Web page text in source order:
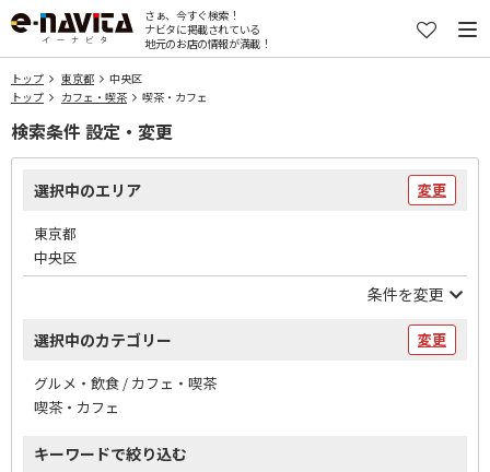
さぁ、今すぐ検索！
ナビタに掲載されている
地元のお店の情報が満載！
トップ 東京都
中央区
トップ
カフェ・喫茶 喫茶・カフェ
検索条件 設定・変更
選択中のエリア 変更
東京都
中央区
条件を変更
選択中のカテゴリー 変更
グルメ・飲食 / カフェ・喫茶
喫茶・カフェ
キーワードで絞り込む